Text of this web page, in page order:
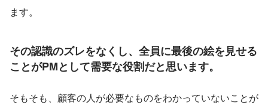
ます。
その認識のズレをなくし、全員に最後の絵を見せる
ことがPMとして需要な役割だと思います。
そもそも、顧客の人が必要なものをわかっていないことが